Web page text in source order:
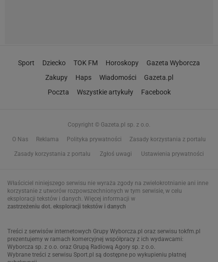
Sport Dziecko TOK FM Horoskopy
Gazeta Wyborcza
Zakupy
Haps Wiadomości
Gazeta.pl
Poczta
Wszystkie artykuły Facebook
Copyright © Gazeta.pl sp. z o.o.
O Nas Reklama Polityka prywatności Zasady korzystania z portalu
Zasady korzystania z portalu Zgłoś uwagi Ustawienia prywatności
Właściciel niniejszego serwisu nie wyraża zgody na zwielokrotnianie ani inne
korzystanie z utworów rozpowszechnionych w tym serwisie, w celu
eksploracji tekstów i danych. Więcej informacji w
zastrzeżeniu dot. eksploracji tekstów i danych
Treści z serwisów internetowych Grupy Wyborcza.pl oraz serwisu tokfm.pl
prezentujemy w ramach komercyjnej współpracy z ich wydawcami:
Wyborcza sp. z o.o. oraz Grupą Radiową Agory sp. z o.o.
Wybrane treści z serwisu Sport.pl są dostępne po wykupieniu płatnej